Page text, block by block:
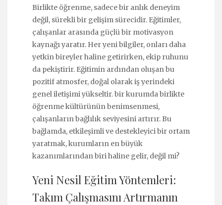
Birlikte öğrenme, sadece bir anlık deneyim
değil, sürekli bir gelişim sürecidir. Eğitimler,
çalışanlar arasında güçlü bir motivasyon
kaynağı yaratır. Her yeni bilgiler, onları daha
yetkin bireyler haline getirirken, ekip ruhunu
da pekiştirir. Eğitimin ardından oluşan bu
pozitif atmosfer, doğal olarak iş yerindeki
genel iletişimi yükseltir. bir kurumda birlikte
öğrenme kültürünün benimsenmesi,
çalışanların bağlılık seviyesini artırır. Bu
bağlamda, etkileşimli ve destekleyici bir ortam
yaratmak, kurumların en büyük
kazanımlarından biri haline gelir, değil mi?
Yeni Nesil Eğitim Yöntemleri:
Takım Çalışmasını Artırmanın